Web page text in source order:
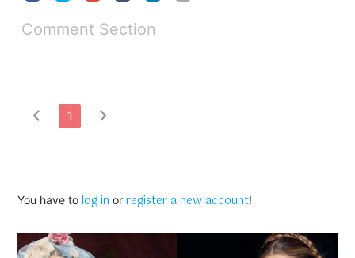
Comment Section
chevron_left 1 chevron_right
You have tolog in orregister a new account!